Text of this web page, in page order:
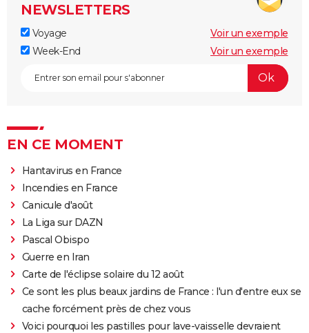
NEWSLETTERS
Voyage
Voir un exemple
Week-End
Voir un exemple
EN CE MOMENT
Hantavirus en France
Incendies en France
Canicule d'août
La Liga sur DAZN
Pascal Obispo
Guerre en Iran
Carte de l'éclipse solaire du 12 août
Ce sont les plus beaux jardins de France : l'un d'entre eux se
cache forcément près de chez vous
Voici pourquoi les pastilles pour lave-vaisselle devraient